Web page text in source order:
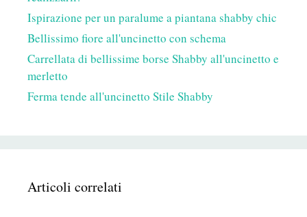
Ispirazione per un paralume a piantana shabby chic
Bellissimo fiore all'uncinetto con schema
Carrellata di bellissime borse Shabby all'uncinetto e
merletto
Ferma tende all'uncinetto Stile Shabby
Articoli correlati